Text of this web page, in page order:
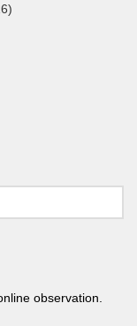
observation.